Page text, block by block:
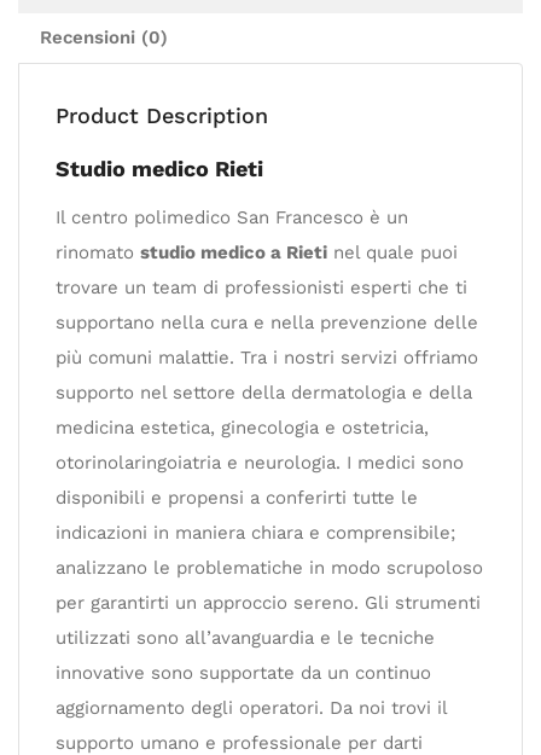
Recensioni (0)
Product Description
Studio medico Rieti
Il centro polimedico San Francesco è un
rinomato studio medico a Rieti nel quale puoi
trovare un team di professionisti esperti che ti
supportano nella cura e nella prevenzione delle
più comuni malattie. Tra i nostri servizi offriamo
supporto nel settore della dermatologia e della
medicina estetica, ginecologia e ostetricia,
otorinolaringoiatria e neurologia. I medici sono
disponibili e propensi a conferirti tutte le
indicazioni in maniera chiara e comprensibile;
analizzano le problematiche in modo scrupoloso
per garantirti un approccio sereno. Gli strumenti
utilizzati sono all’avanguardia e le tecniche
innovative sono supportate da un continuo
aggiornamento degli operatori. Da noi trovi il
supporto umano e professionale per darti